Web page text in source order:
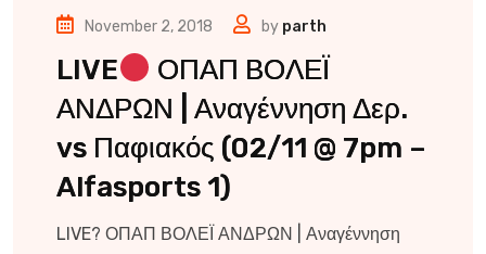
November 2, 2018 by parth
LIVE
ΟΠΑΠ ΒΟΛΕΪ
ΑΝΔΡΩΝ | Αναγέννηση Δερ.
vs Παφιακός (02/11 @ 7pm –
Alfasports 1)
LIVE? ΟΠΑΠ ΒΟΛΕΪ ΑΝΔΡΩΝ | Αναγέννηση